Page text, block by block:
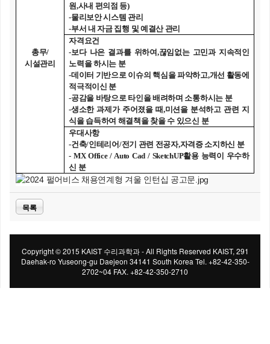
총무/
시설관리
원,사내 편의점 등)
-물리보안 시스템 관리
-부서 내 자금 집행 및 예결산 관리
자격요건
-보다 나은 결과를 위하여,끊임없는 고민과 지속적인
노력을 하시는 분
-데이터 기반으로 이슈의 핵심을 파악하고,개선 활동에
적극적이신 분
-공감을 바탕으로 타인을 배려하며 소통하시는 분
-생소한 과제가 주어졌을 때,미션을 분석하고 관련 지
식을 습득하여 해결책을 찾을 수 있으신 분
우대사항
-건축/인테리어/전기 관련 전공자,자격증 소지하신 분
- MX Office / Auto Cad / SketchUP활용 능력이 우수하
신 분
목록
Copyright © 2015 KAIST 수리과학과 - All Rights Reserved KAIST, 291
Daehak-ro Yuseong-gu Daejeon 34141 South Korea Tel. +82-42-350-
2702~04 FAX. +82-42-350-2710